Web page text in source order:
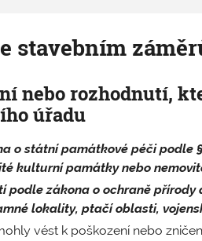
stavebním
nebo rozhodnutí,
úřadu
o státní památkové péči podle
kulturní památky nebo
podle zákona o ochraně přírody
lokality, ptačí oblasti,
vést k poškození nebo